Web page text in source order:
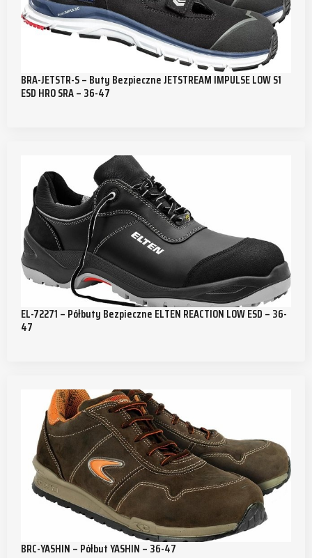
BRA-JETSTR-S – Buty Bezpieczne JETSTREAM IMPULSE LOW S1
ESD HRO SRA – 36-47
EL-72271 – Półbuty Bezpieczne ELTEN REACTION LOW ESD – 36-
47
BRC-YASHIN – Półbut YASHIN – 36-47